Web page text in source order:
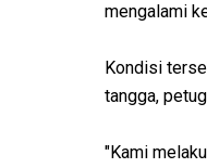
mengalami
Kondisi
tangga,
"Kami